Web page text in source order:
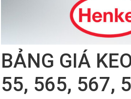
BẢNG GIÁ
55, 565, 567,